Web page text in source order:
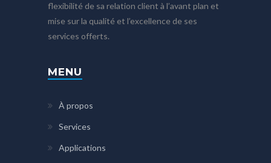
flexibilité de sa relation client à l’avant plan et
mise sur la qualité et l’excellence de ses
services offerts.
MENU
À propos
Services
Applications